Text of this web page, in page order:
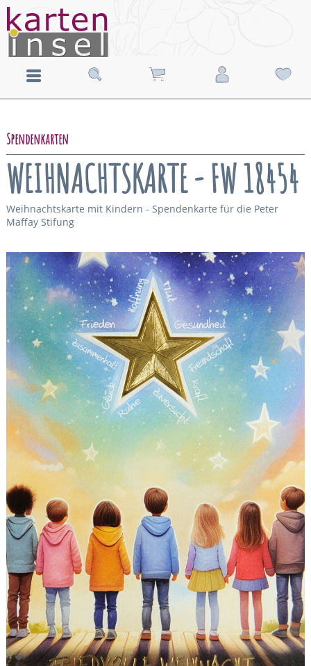
Spendenkarten
WEIHNACHTSKARTE - FW 18454
Weihnachtskarte mit Kindern - Spendenkarte für die Peter
Maffay Stifung